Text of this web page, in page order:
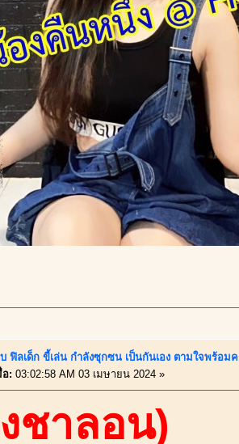
ฟิลเด็ก ขี้เล่น กำลังซุกซน เป็นกันเอง ตามใจพร้อม
อ: 03:02:58 AM 03 เมษายน 2024 »
ชาลอน)